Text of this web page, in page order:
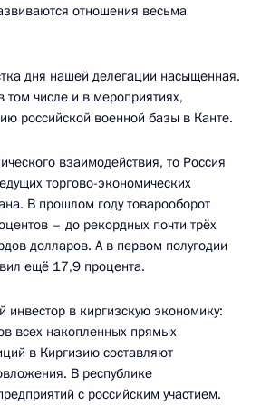
отношения весьма
дня нашей делегации насыщенная.
числе и в мероприятиях,
российской военной базы в Канте.
взаимодействия, то Россия
торгово-экономических
В прошлом году товарооборот
– до рекордных почти трёх
долларов. А в первом полугодии
ещё 17,9 процента.
инвестор в киргизскую экономику:
всех накопленных прямых
в Киргизию составляют
В республике
с российским участием.